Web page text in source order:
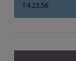
T4.23.56